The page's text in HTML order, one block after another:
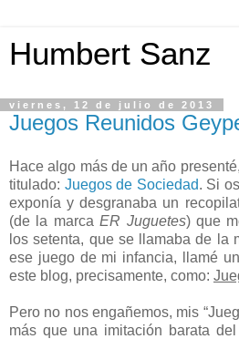
Humbert Sanz
viernes, 12 de julio de 2013
Juegos Reunidos
Hace algo más de un año
titulado: Juegos de Sociedad. Si
exponía y desgranaba un
(de la marcaER Juguetes) que
los setenta, que se llamaba de la
ese juego de mi infancia, llamé
este blog, precisamente, como:
Pero no nos engañemos, mis
más que una imitación barata